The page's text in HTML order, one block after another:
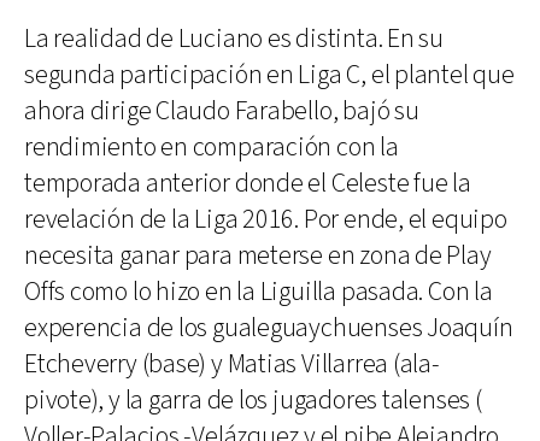
La realidad de Luciano es distinta. En su
segunda participación en Liga C, el plantel que
ahora dirige Claudo Farabello, bajó su
rendimiento en comparación con la
temporada anterior donde el Celeste fue la
revelación de la Liga 2016. Por ende, el equipo
necesita ganar para meterse en zona de Play
Offs como lo hizo en la Liguilla pasada. Con la
experencia de los gualeguaychuenses Joaquín
Etcheverry (base) y Matias Villarrea (ala-
pivote), y la garra de los jugadores talenses (